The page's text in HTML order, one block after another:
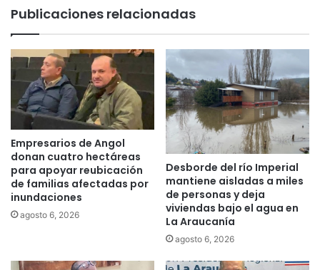
á
g
o
r
a
t
i
t
n
f
e
r
m
r
a
U
S
T
T
e
Publicaciones relacionadas
Empresarios de Angol
donan cuatro hectáreas
para apoyar reubicación
de familias afectadas por
inundaciones
agosto 6, 2026
Desborde del río Imperial
mantiene aisladas a miles
de personas y deja
viviendas bajo el agua en
La Araucanía
agosto 6, 2026